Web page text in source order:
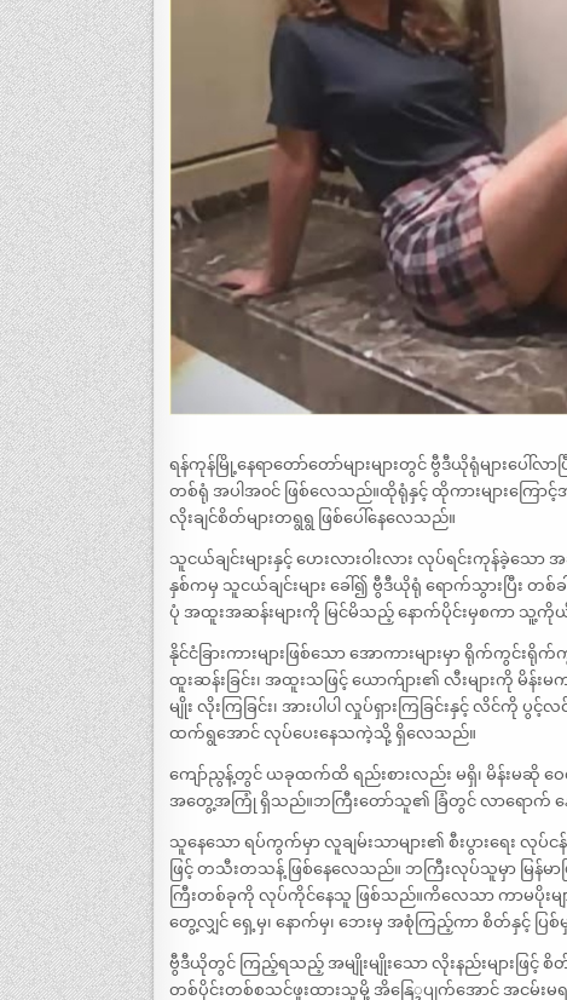
ရန်ကုန်မြို့နေရာတော်တော်များများတွင် ဗွီဒီယိုရုံများပေ
တစ်ရုံ အပါအ၀င် ဖြစ်လေသည်။ထိုရုံနှင့် ထိုကားများကြောင့်
လိုးချင်စိတ်များတရွရွ ဖြစ်ပေါ်နေလေသည်။
သူငယ်ချင်းများနှင့် ဟေးလားဝါးလား လုပ်ရင်းကုန်ခဲ့သော
နှစ်ကမှ သူငယ်ချင်းများ ခေါ်၍ ဗွီဒီယိုရုံ ရောက်သွားပြီး တစ်
ပုံ အထူးအဆန်းများကို မြင်မိသည့် နောက်ပိုင်းမှစကာ သူ့ကို
နိုင်ငံခြားကားများဖြစ်သော အောကားများမှာ ရိုက်ကွင်း
ထူးဆန်းခြင်း၊ အထူးသဖြင့် ယောက်ျား၏ လီးများကို မိန်း
မျိုး လိုးကြခြင်း၊ အားပါပါ လှုပ်ရှားကြခြင်းနှင့် လိင်ကို
ထက်ရွအောင် လုပ်ပေးနေသကဲ့သို့ ရှိလေသည်။
ကျော်ညွန့်တွင် ယခုထက်ထိ ရည်းစားလည်း မရှိ၊ မိန်းမဆို ဝ
အတွေ့အကြုံ ရှိသည်။ဘကြီးတော်သူ၏ ခြံတွင် လာရောက် န
သူနေသော ရပ်ကွက်မှာ လူချမ်းသာများ၏ စီးပွားရေး လုပ်
ဖြင့် တသီးတသန့် ဖြစ်နေလေသည်။ ဘကြီးလုပ်သူမှာ မြန်မ
ကြီးတစ်ခုကို လုပ်ကိုင်နေသူ ဖြစ်သည်။ကိလေသာ ကာမပိုးမျ
တွေ့လျှင် ရှေ့မှ၊ နောက်မှ၊ ဘေးမှ အစုံကြည့်ကာ စိတ်နှင့် ပ
ဗွီဒီယိုတွင် ကြည့်ရသည့် အမျိုးမျိုးသော လိုးနည်းများဖ
တစ်ပိုင်းတစ်စသင်ဖူးထားသူမို့ အိနြေ္ဒပျက်အောင် အငမ်းမရ